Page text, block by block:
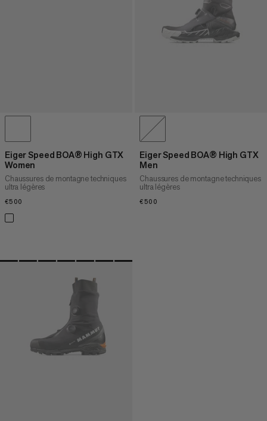
Eiger Speed BOA® High GTX
Women
Chaussures de montagne techniques
ultra légères
€500
Eiger Speed BOA® High GTX
Men
Chaussures de montagne techniques
ultra légères
€500